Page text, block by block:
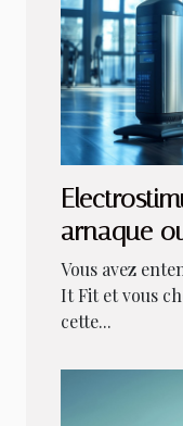
arnaque
Vous avez
It Fit et vous
cette...